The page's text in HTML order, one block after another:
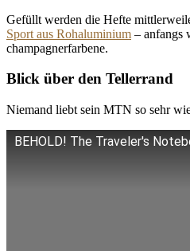
Gefüllt werden die Hefte
Sport aus Rohaluminium – anfangs
champagnerfarbene.
Blick über den Tellerrand
Niemand liebt sein MTN so sehr
BEHOLD! The Traveler's